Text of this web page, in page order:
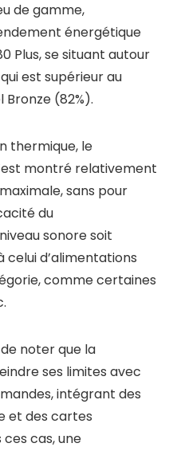
de gamme,
énergétique
Plus, se situant autour
est supérieur au
(82%).
thermique, le
montré relativement
sans pour
du
sonore soit
d’alimentations
comme certaines
noter que la
ses limites avec
intégrant des
et des cartes
cas, une